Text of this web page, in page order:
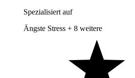
Spezialisiert auf
Ängste Stress + 8 weitere